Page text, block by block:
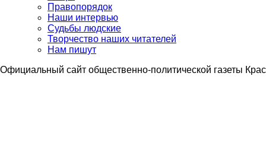
Правопорядок
Наши интервью
Судьбы людские
Творчество наших читателей
Нам пишут
Официальный сайт общественно-политической газеты